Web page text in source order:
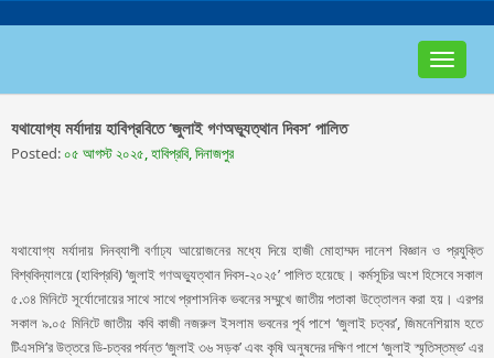
Toggle
যথাযোগ্য মর্যাদায় হাবিপ্রবিতে ‘জুলাই গণঅভ্যূত্থান দিবস’ পালিত
Posted: ০৫ আগস্ট ২০২৫, হাবিপ্রবি, দিনাজপুর
যথাযোগ্য মর্যাদায় দিনব্যাপী বর্ণাঢ্য আয়োজনের মধ্যে দিয়ে হাজী মোহাম্মদ দানেশ বিজ্ঞান ও প্রযুক্তি
বিশ্ববিদ্যালয়ে (হাবিপ্রবি) ‘জুলাই গণঅভ্যুত্থান দিবস-২০২৫’ পালিত হয়েছে। কর্মসূচির অংশ হিসেবে সকাল
৫.৩৪ মিনিটে সূর্যোদোয়ের সাথে সাথে প্রশাসনিক ভবনের সম্মুখে জাতীয় পতাকা উত্তোলন করা হয়। এরপর
সকাল ৯.০৫ মিনিটে জাতীয় কবি কাজী নজরুল ইসলাম ভবনের পূর্ব পাশে ‘জুলাই চত্বর’, জিমনেশিয়াম হতে
টিএসসি’র উত্তরে ডি-চত্বর পর্যন্ত ‘জুলাই ৩৬ সড়ক’ এবং কৃষি অনুষদের দক্ষিণ পাশে ‘জুলাই স্মৃতিস্তম্ভ’ এর